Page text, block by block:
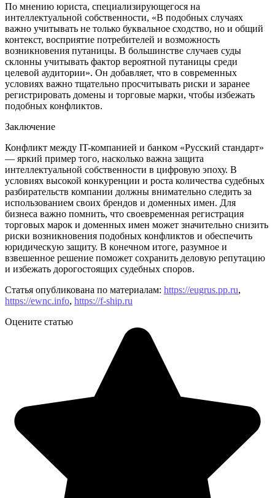
По мнению юриста, специализирующегося на
интеллектуальной собственности, «В подобных случаях
важно учитывать не только буквальное сходство, но и общий
контекст, восприятие потребителей и возможность
возникновения путаницы. В большинстве случаев суды
склонны учитывать фактор вероятной путаницы среди
целевой аудитории». Он добавляет, что в современных
условиях важно тщательно просчитывать риски и заранее
регистрировать домены и торговые марки, чтобы избежать
подобных конфликтов.
Заключение
Конфликт между IT-компанией и банком «Русский стандарт»
— яркий пример того, насколько важна защита
интеллектуальной собственности в цифровую эпоху. В
условиях высокой конкуренции и роста количества судебных
разбирательств компании должны внимательно следить за
использованием своих брендов и доменных имен. Для
бизнеса важно помнить, что своевременная регистрация
торговых марок и доменных имен может значительно снизить
риски возникновения подобных конфликтов и обеспечить
юридическую защиту. В конечном итоге, разумное и
взвешенное решение поможет сохранить деловую репутацию
и избежать дорогостоящих судебных споров.
Статья опубликована по материалам: https://eugrus.pp.ru,
https://ewnc.info, https://f-ship.ru
Оцените статью